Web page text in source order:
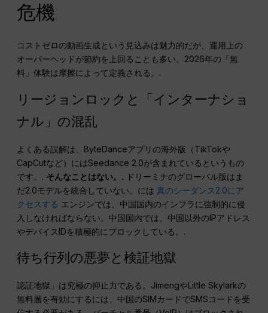
危機
コストゼロの動画生成という見込みは魅力的だが、運用上の
オーバーヘッドが節約を上回ることも多い。2026年の「無
料」体験は摩擦によって定義される。.
リージョンロックと「インターナショ
ナル」の混乱
よくある誤解は、ByteDanceアプリの海外版（TikTokや
CapCutなど）にはSeedance 2.0が含まれているというもの
です。. そんなことはない。. ドリーミナのグローバル版はま
だ2.0モデルを統合していない。には真のシーダンス2.0にア
クセスする エンジンでは、中国国内のインフラに強制的に侵
入しなければならない。中国国内では、中国以外のIPアドレス
やデバイスIDを積極的にブロックしている。.
待ち行列の悪夢と検証地獄
認証地獄」は究極の抑止力である。JimengやLittle Skylarkの
無料層を有効にするには、中国のSIMカードでSMSコードを受